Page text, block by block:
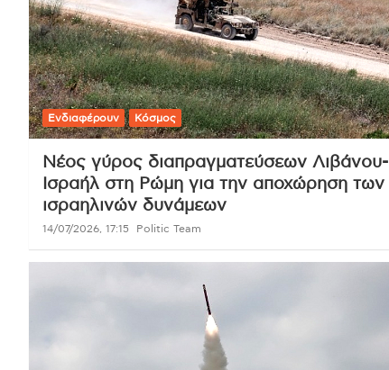
Ενδιαφέρουν Κόσμος
Νέος γύρος διαπραγματεύσεων Λιβάνου-
Ισραήλ στη Ρώμη για την αποχώρηση των
ισραηλινών δυνάμεων
14/07/2026, 17:15 Politic Team